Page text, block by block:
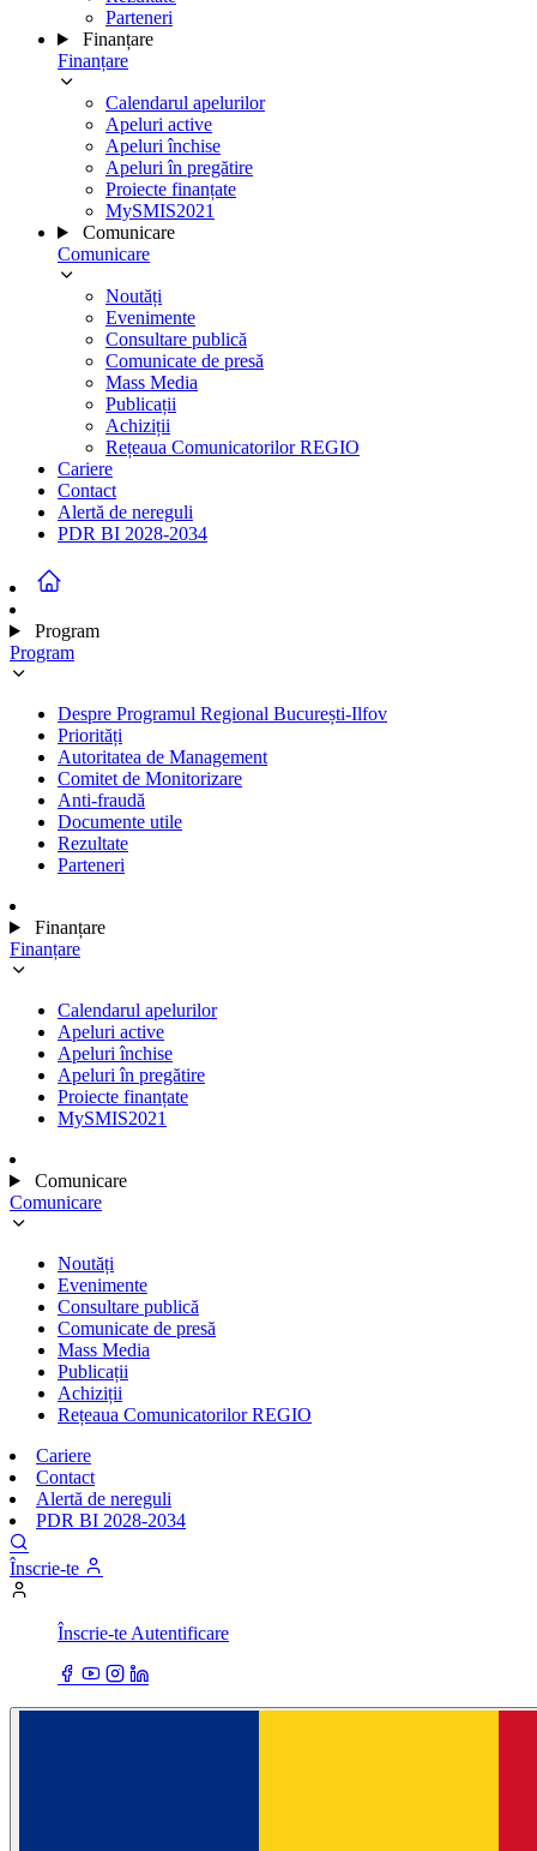
Parteneri
Finanțare
Finanțare
Calendarul apelurilor
Apeluri active
Apeluri închise
Apeluri în pregătire
Proiecte finanțate
MySMIS2021
Comunicare
Comunicare
Noutăți
Evenimente
Consultare publică
Comunicate de presă
Mass Media
Publicații
Achiziții
Rețeaua Comunicatorilor REGIO
Cariere
Contact
Alertă de nereguli
PDR BI 2028-2034
Program
Program
Despre Programul Regional București-Ilfov
Priorități
Autoritatea de Management
Comitet de Monitorizare
Anti-fraudă
Documente utile
Rezultate
Parteneri
Finanțare
Finanțare
Calendarul apelurilor
Apeluri active
Apeluri închise
Apeluri în pregătire
Proiecte finanțate
MySMIS2021
Comunicare
Comunicare
Noutăți
Evenimente
Consultare publică
Comunicate de presă
Mass Media
Publicații
Achiziții
Rețeaua Comunicatorilor REGIO
Cariere
Contact
Alertă de nereguli
PDR BI 2028-2034
Înscrie-te
Înscrie-te Autentificare